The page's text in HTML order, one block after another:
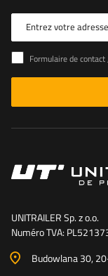
Entrez votre
Formulaire de contact Je consens au traitement de
UNITRAILER Sp. z o.o.
Numéro TVA:
Budowlana 30,